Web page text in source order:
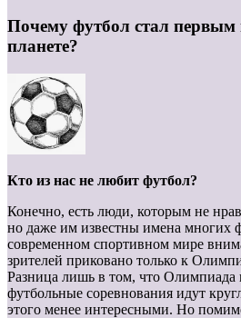
Почему футбол стал первым
планете?
Кто из нас не любит футбол?
Конечно, есть люди, которым не
но даже им известны имена многих
современном спортивном мире
зрителей приковано только к
Разница лишь в том, что Олимпиада
футбольные соревнования идут
этого менее интересными. Но